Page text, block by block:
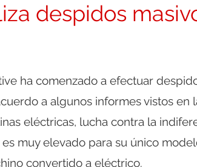
despidos
ha comenzado a efectuar
a algunos informes vistos en
eléctricas, lucha contra la
muy elevado para su único
convertido a eléctrico.